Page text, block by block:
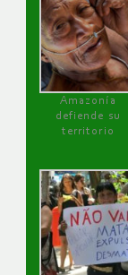
Amazonía
defiende su
territorio